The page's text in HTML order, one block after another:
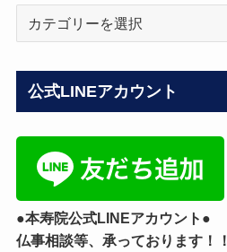
公式LINEアカウント
●本寿院公式LINEアカウント●
仏事相談等、承っております！！